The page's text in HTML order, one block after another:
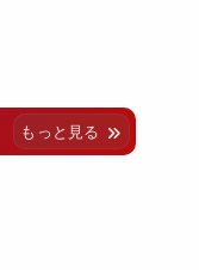
もっと見る